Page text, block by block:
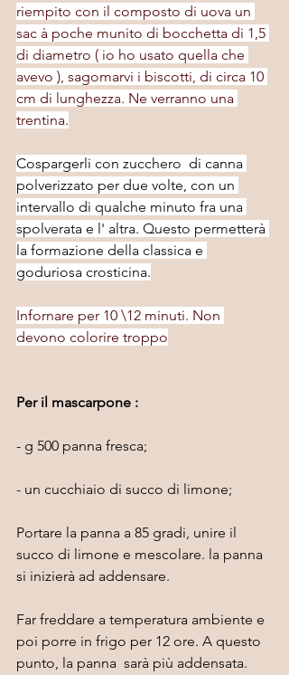
riempito con il composto di uova un
sac à poche munito di bocchetta di 1,5
di diametro ( io ho usato quella che
avevo ), sagomarvi i biscotti, di circa 10
cm di lunghezza. Ne verranno una
trentina.
Cospargerli con zucchero  di canna
polverizzato per due volte, con un
intervallo di qualche minuto fra una
spolverata e l' altra. Questo permetterà
la formazione della classica e
goduriosa crosticina.
Infornare per 10 \12 minuti. Non
devono colorire troppo
Per il mascarpone :
- g 500 panna fresca;
- un cucchiaio di succo di limone;
Portare la panna a 85 gradi, unire il
succo di limone e mescolare. la panna
si inizierà ad addensare.
Far freddare a temperatura ambiente e
poi porre in frigo per 12 ore. A questo
punto, la panna  sarà più addensata.